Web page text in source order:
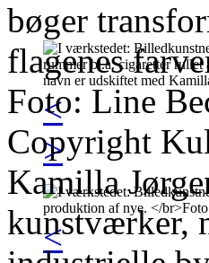
<
>
<
bøger
flagenes
Foto: Line
Copyright
Kamilla
kunstværker,